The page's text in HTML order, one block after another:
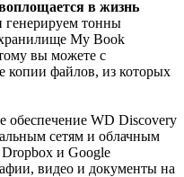
в жизнь
тонны
My Book
вы можете с
копии файлов, из которых
обеспечение WD Discovery
сетям и облачным
и Google
видео и документы на